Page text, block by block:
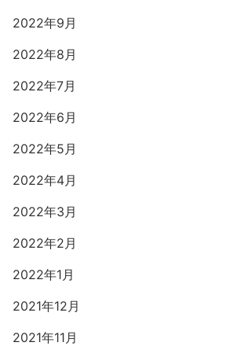
2022年9月
2022年8月
2022年7月
2022年6月
2022年5月
2022年4月
2022年3月
2022年2月
2022年1月
2021年12月
2021年11月